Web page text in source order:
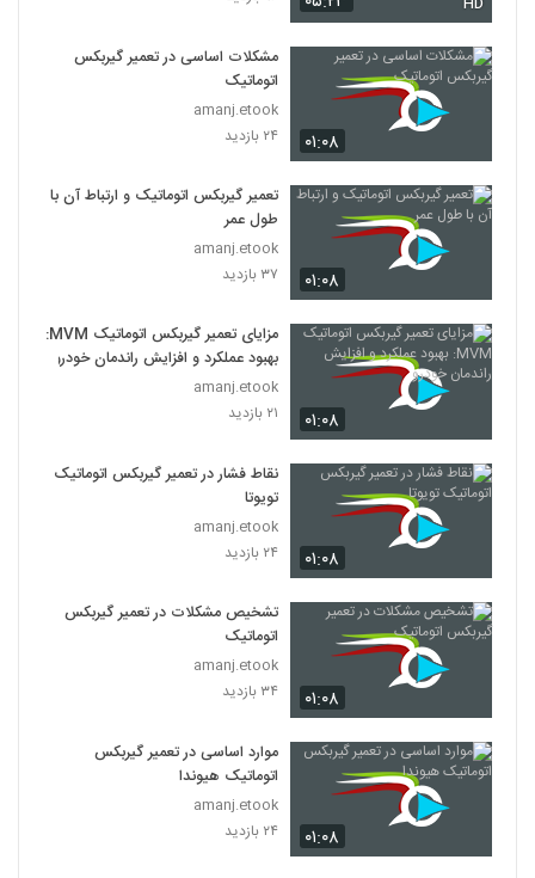
۰۱:۰۸
مشکلات اساسی در تعمیر گیربکس
اتوماتیک
amanj.etook
۲۴ بازدید
۰۱:۰۸
تعمیر گیربکس اتوماتیک و ارتباط آن با
طول عمر
amanj.etook
۳۷ بازدید
۰۱:۰۸
مزایای تعمیر گیربکس اتوماتیک MVM:
بهبود عملکرد و افزایش راندمان خودرو
amanj.etook
۲۱ بازدید
۰۱:۰۸
نقاط فشار در تعمیر گیربکس اتوماتیک
تویوتا
amanj.etook
۲۴ بازدید
۰۱:۰۸
تشخیص مشکلات در تعمیر گیربکس
اتوماتیک
amanj.etook
۳۴ بازدید
۰۱:۰۸
موارد اساسی در تعمیر گیربکس
اتوماتیک هیوندا
amanj.etook
۲۴ بازدید